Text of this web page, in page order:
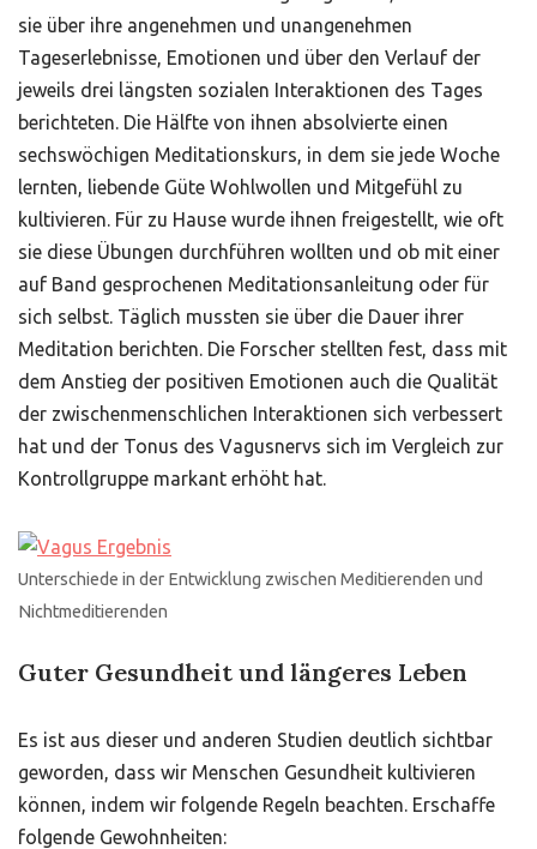
sie über ihre angenehmen und unangenehmen
Tageserlebnisse, Emotionen und über den Verlauf der
jeweils drei längsten sozialen Interaktionen des Tages
berichteten. Die Hälfte von ihnen absolvierte einen
sechswöchigen Meditationskurs, in dem sie jede Woche
lernten, liebende Güte Wohlwollen und Mitgefühl zu
kultivieren. Für zu Hause wurde ihnen freigestellt, wie oft
sie diese Übungen durchführen wollten und ob mit einer
auf Band gesprochenen Meditationsanleitung oder für
sich selbst. Täglich mussten sie über die Dauer ihrer
Meditation berichten. Die Forscher stellten fest, dass mit
dem Anstieg der positiven Emotionen auch die Qualität
der zwischenmenschlichen Interaktionen sich verbessert
hat und der Tonus des Vagusnervs sich im Vergleich zur
Kontrollgruppe markant erhöht hat.
Unterschiede in der Entwicklung zwischen Meditierenden und
Nichtmeditierenden
Guter Gesundheit und längeres Leben
Es ist aus dieser und anderen Studien deutlich sichtbar
geworden, dass wir Menschen Gesundheit kultivieren
können, indem wir folgende Regeln beachten. Erschaffe
folgende Gewohnheiten: